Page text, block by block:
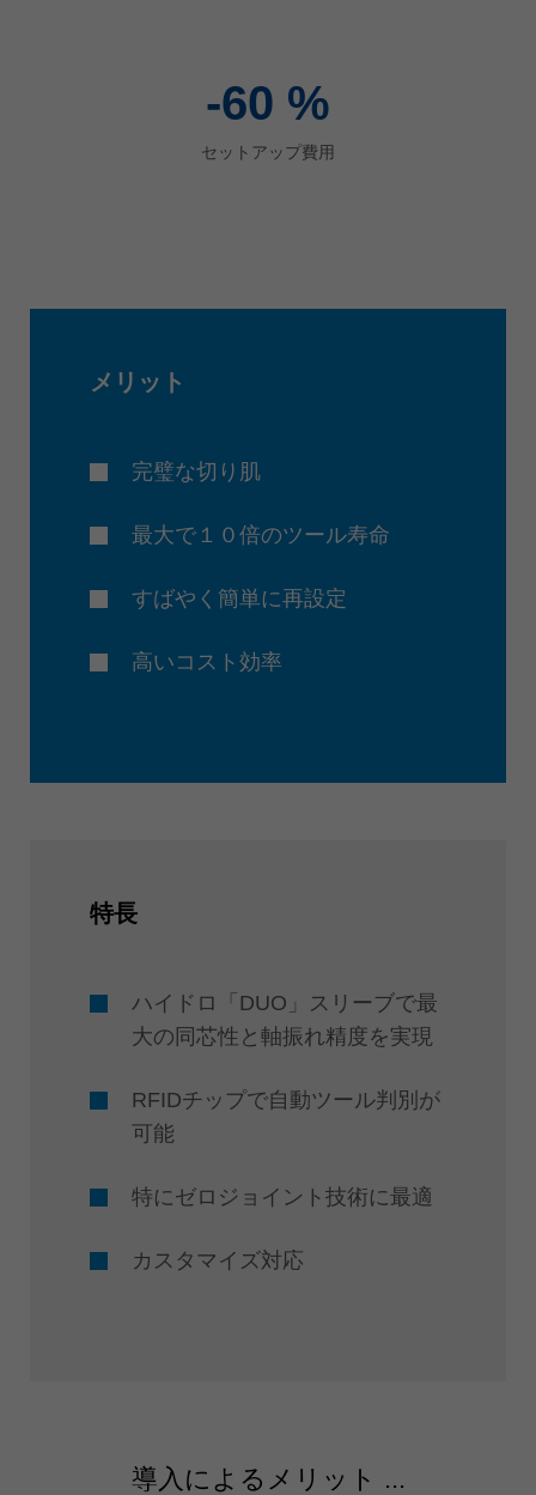
-60 %
セットアップ費用
メリット
完璧な切り肌
最大で１０倍のツール寿命
すばやく簡単に再設定
高いコスト効率
特長
ハイドロ「DUO」スリーブで最
大の同芯性と軸振れ精度を実現
️RFIDチップで自動ツール判別が
可能
特にゼロジョイント技術に最適
カスタマイズ対応
導入によるメリット ...